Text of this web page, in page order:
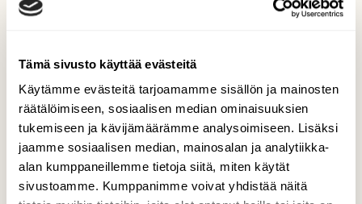
Tämä sivusto käyttää evästeitä
Käytämme evästeitä tarjoamamme sisällön ja mainosten
räätälöimiseen, sosiaalisen median ominaisuuksien
tukemiseen ja kävijämäärämme analysoimiseen. Lisäksi
jaamme sosiaalisen median, mainosalan ja analytiikka-
alan kumppaneillemme tietoja siitä, miten käytät
sivustoamme. Kumppanimme voivat yhdistää näitä